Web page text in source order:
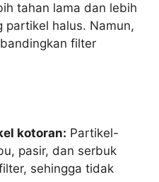
tahan lama dan lebih
partikel halus. Namun,
filter
kotoran: Partikel-
pasir, dan serbuk
sehingga tidak